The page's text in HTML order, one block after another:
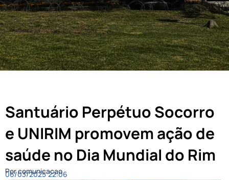
Santuário Perpétuo Socorro
e UNIRIM promovem ação de
saúde no Dia Mundial do Rim
Por comunicacao
06/03/2025 22:06